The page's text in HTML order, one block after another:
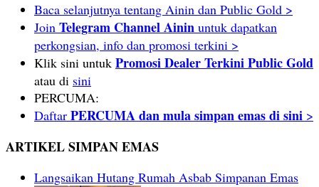
Baca selanjutnya tentang Ainin dan Public Gold >
Join Telegram Channel Ainin untuk dapatkan
perkongsian, info dan promosi terkini >
Klik sini untuk Promosi Dealer Terkini Public Gold
atau di sini
PERCUMA:
Daftar PERCUMA dan mula simpan emas di sini >
ARTIKEL SIMPAN EMAS
Langsaikan Hutang Rumah Asbab Simpanan Emas